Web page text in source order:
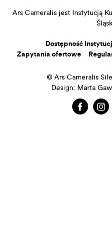
Ars Cameralis jest Instytucją
Dostępność
Zapytania ofertowe
© Ars Cameralis
Design: Marta